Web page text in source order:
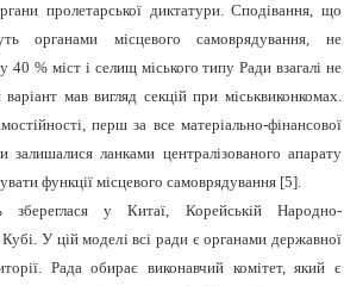
пролетарської диктатури. Сподівання, що
органами місцевого самоврядування, не
40 % міст і селищ міського типу Ради взагалі не
мав вигляд секцій при міськвиконкомах.
перш за все матеріально-фінансової
залишалися ланками централізованого апарату
функції місцевого самоврядування [5].
збереглася у Китаї, Корейській Народно-
У цій моделі всі ради є органами державної
Рада обирає виконавчий комітет, який є